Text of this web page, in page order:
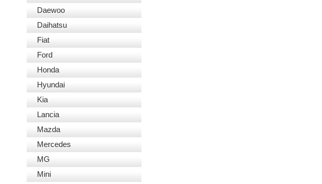
Daewoo
Daihatsu
Fiat
Ford
Honda
Hyundai
Kia
Lancia
Mazda
Mercedes
MG
Mini